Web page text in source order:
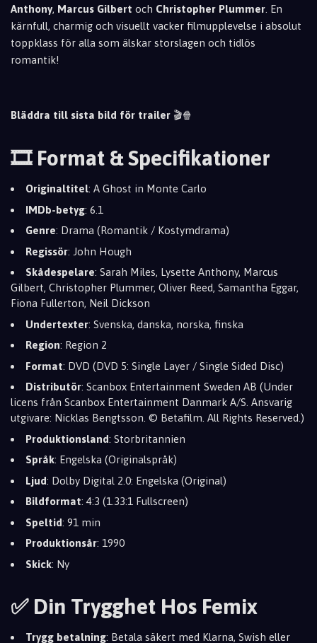
Anthony, Marcus Gilbert och Christopher Plummer . En
kärnfull, charmig och visuellt vacker filmupplevelse i absolut
toppklass för alla som älskar storslagen och tidlös
romantik!
Bläddra till sista bild för trailer 🎬🍿
🎞️ Format & Specifikationer
Originaltitel: A Ghost in Monte Carlo
IMDb-betyg: 6.1
Genre: Drama (Romantik / Kostymdrama)
Regissör: John Hough
Skådespelare: Sarah Miles, Lysette Anthony, Marcus
Gilbert, Christopher Plummer, Oliver Reed, Samantha Eggar,
Fiona Fullerton, Neil Dickson
Undertexter: Svenska, danska, norska, finska
Region: Region 2
Format: DVD (DVD 5: Single Layer / Single Sided Disc)
Distributör: Scanbox Entertainment Sweden AB (Under
licens från Scanbox Entertainment Danmark A/S. Ansvarig
utgivare: Nicklas Bengtsson. © Betafilm. All Rights Reserved.)
Produktionsland: Storbritannien
Språk: Engelska (Originalspråk)
Ljud: Dolby Digital 2.0: Engelska (Original)
Bildformat: 4:3 (1.33:1 Fullscreen)
Speltid: 91 min
Produktionsår: 1990
Skick: Ny
✅ Din Trygghet Hos Femix
Trygg betalning: Betala säkert med Klarna, Swish eller